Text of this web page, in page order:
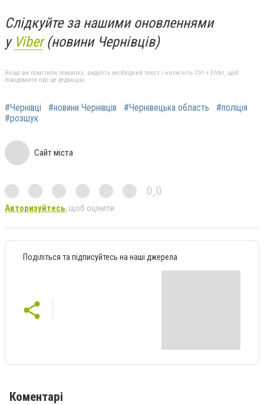
Слідкуйте за нашими оновленнями
у Viber(новини Чернівців)
Якщо ви помітили помилку, виділіть необхідний текст і натисніть Ctrl + Enter, щоб
повідомити про це редакцію
#Чернівці #новини Чернівців #Чернівецька область
#поліція
#розшук
Сайт міста
0,0
Авторизуйтесь, щоб оцінити
Поділіться та підписуйтесь на наші джерела
Коментарі